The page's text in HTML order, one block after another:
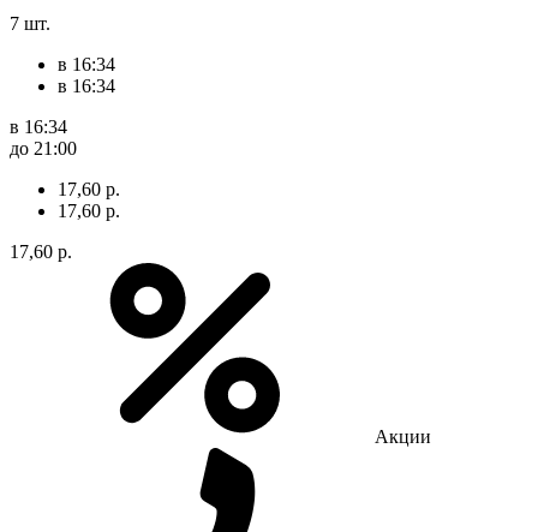
7 шт.
в 16:34
в 16:34
в 16:34
до 21:00
17,60 р.
17,60 р.
17,60 р.
Акции